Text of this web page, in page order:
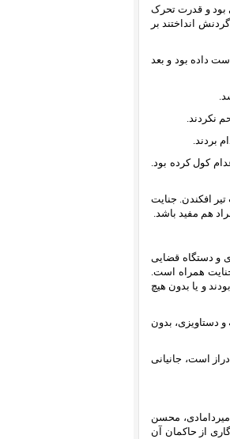
را که فلج قطع‌نخاعی بود و قدرت تحرک
انداختند بر
که حافظه‌اش را از دست داده بود و بعد
نکردند.
بردند.
جوخه‌ی اعدام کول کرده بود.
افکندن. جنایت
هم مفید باشد.
و دستگاه قضایی
همراه است.
خدمت رژیم بودند و یا بدون هیچ
دستاویزی، بدون
است، جانیانی
محسن
از حاکمان آن